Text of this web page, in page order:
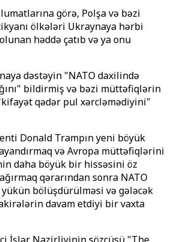
görə, Polşa və bəzi
ölkələri Ukraynaya hərbi
həddə çatıb və ya onu
dəstəyin "NATO daxilində
bildirmiş və bəzi müttəfiqlərin
qədər pul xərcləmədiyini"
Donald Trampın yeni böyük
və Avropa müttəfiqlərini
daha böyük bir hissəsini öz
qərarından sonra NATO
bölüşdürülməsi və gələcək
davam etdiyi bir vaxta